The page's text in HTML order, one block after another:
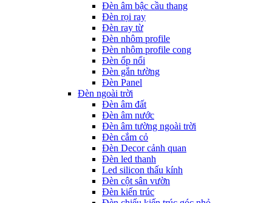
Đèn âm bậc cầu thang
Đèn rọi ray
Đèn ray từ
Đèn nhôm profile
Đèn nhôm profile cong
Đèn ốp nổi
Đèn gắn tường
Đèn Panel
Đèn ngoài trời
Đèn âm đất
Đèn âm nước
Đèn âm tường ngoài trời
Đèn cắm cỏ
Đèn Decor cảnh quan
Đèn led thanh
Led silicon thấu kính
Đèn cột sân vườn
Đèn kiến trúc